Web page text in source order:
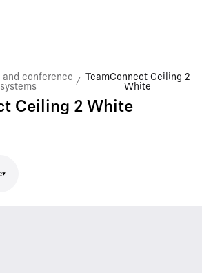
and conference
systems
/
TeamConnect Ceiling 2
White
Ceiling 2 White